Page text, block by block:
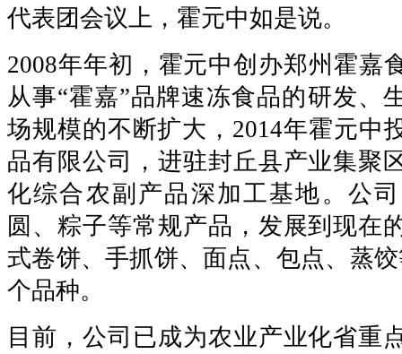
代表团会议上，霍元中如是说。
2008年年初，霍元中创办郑州霍嘉
从事“霍嘉”品牌速冻食品的研发、
场规模的不断扩大，2014年霍元中
品有限公司，进驻封丘县产业集聚
化综合农副产品深加工基地。公
圆、粽子等常规产品，发展到现在
式卷饼、手抓饼、面点、包点、蒸
个品种。
目前，公司已成为农业产业化省重